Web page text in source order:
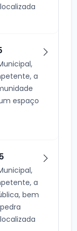
a
espaço
a
bem